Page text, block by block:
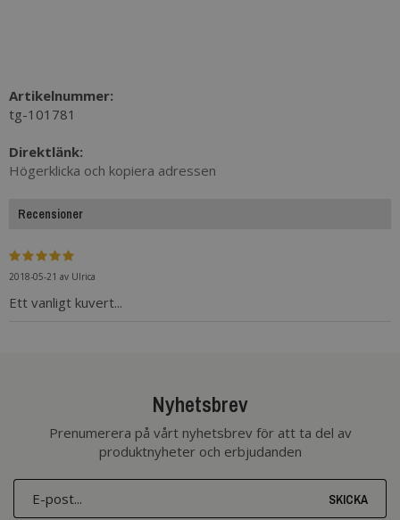
Artikelnummer:
tg-101781
Direktlänk:
Högerklicka och kopiera adressen
Recensioner
2018-05-21 av Ulrica
Ett vanligt kuvert...
Nyhetsbrev
Prenumerera på vårt nyhetsbrev för att ta del av
produktnyheter och erbjudanden
SKICKA